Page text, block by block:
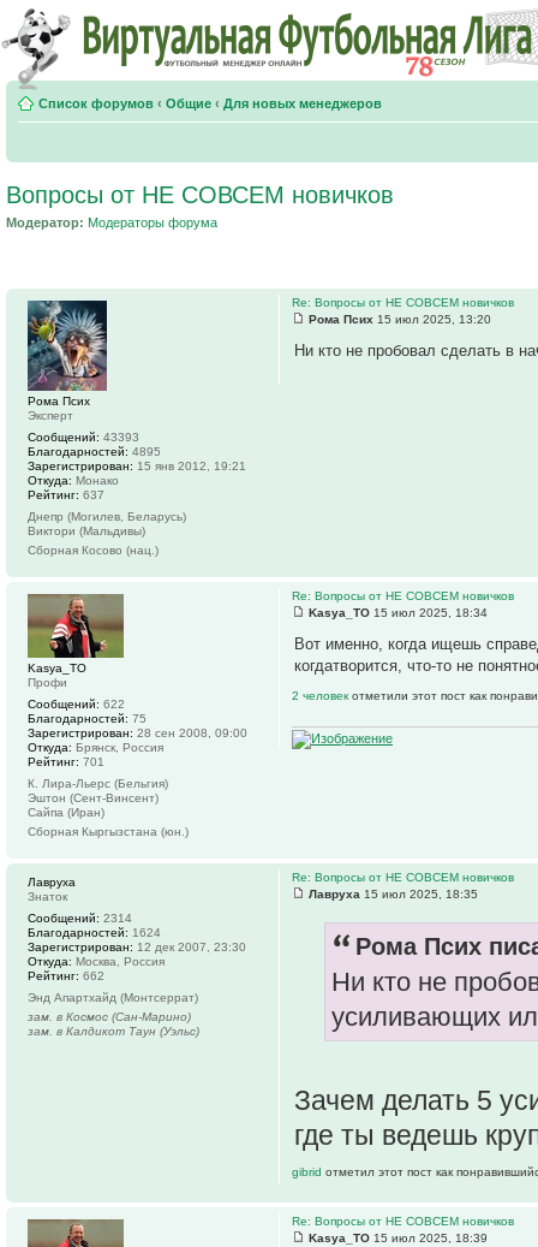
Список форумов ‹ Общие ‹ Для новых менеджеров
Вопросы от НЕ СОВСЕМ новичков
Модератор: Модераторы форума
Re: Вопросы от НЕ СОВСЕМ новичков
Рома Псих 15 июл 2025, 13:20
Ни кто не пробовал сделать в
Рома Псих
Эксперт
Сообщений: 43393
Благодарностей: 4895
Зарегистрирован: 15 янв 2012, 19:21
Откуда: Монако
Рейтинг: 637
Днепр (Могилев, Беларусь)
Виктори (Мальдивы)
Сборная Косово (нац.)
Re: Вопросы от НЕ СОВСЕМ новичков
Kasya_TO 15 июл 2025, 18:34
Вот именно, когда ищешь
когдатворится, что-то не
2 человек отметили этот пост как
Kasya_TO
Профи
Сообщений: 622
Благодарностей: 75
Зарегистрирован: 28 сен 2008, 09:00
Откуда: Брянск, Россия
Рейтинг: 701
К. Лира-Льерс (Бельгия)
Эштон (Сент-Винсент)
Сайпа (Иран)
Сборная Кыргызстана (юн.)
Re: Вопросы от НЕ СОВСЕМ новичков
Лавруха 15 июл 2025, 18:35
Рома Псих
Ни кто не
усиливающих
Зачем делать 5
где ты ведешь
gibrid отметил этот пост как
Лавруха
Знаток
Сообщений: 2314
Благодарностей: 1624
Зарегистрирован: 12 дек 2007, 23:30
Откуда: Москва, Россия
Рейтинг: 662
Энд Апартхайд (Монтсеррат)
зам. в Космос (Сан-Марино)
зам. в Калдикот Таун (Уэльс)
Re: Вопросы от НЕ СОВСЕМ новичков
Kasya_TO 15 июл 2025, 18:39